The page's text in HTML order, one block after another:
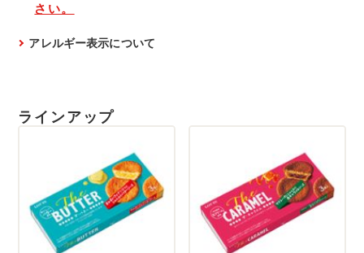
さい。
アレルギー表示について
ラインアップ